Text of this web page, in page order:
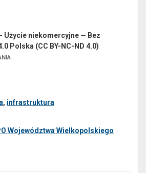
Użycie niekomercyjne — Bez
Polska (CC BY-NC-ND 4.0)
, infrastruktura
Województwa Wielkopolskiego